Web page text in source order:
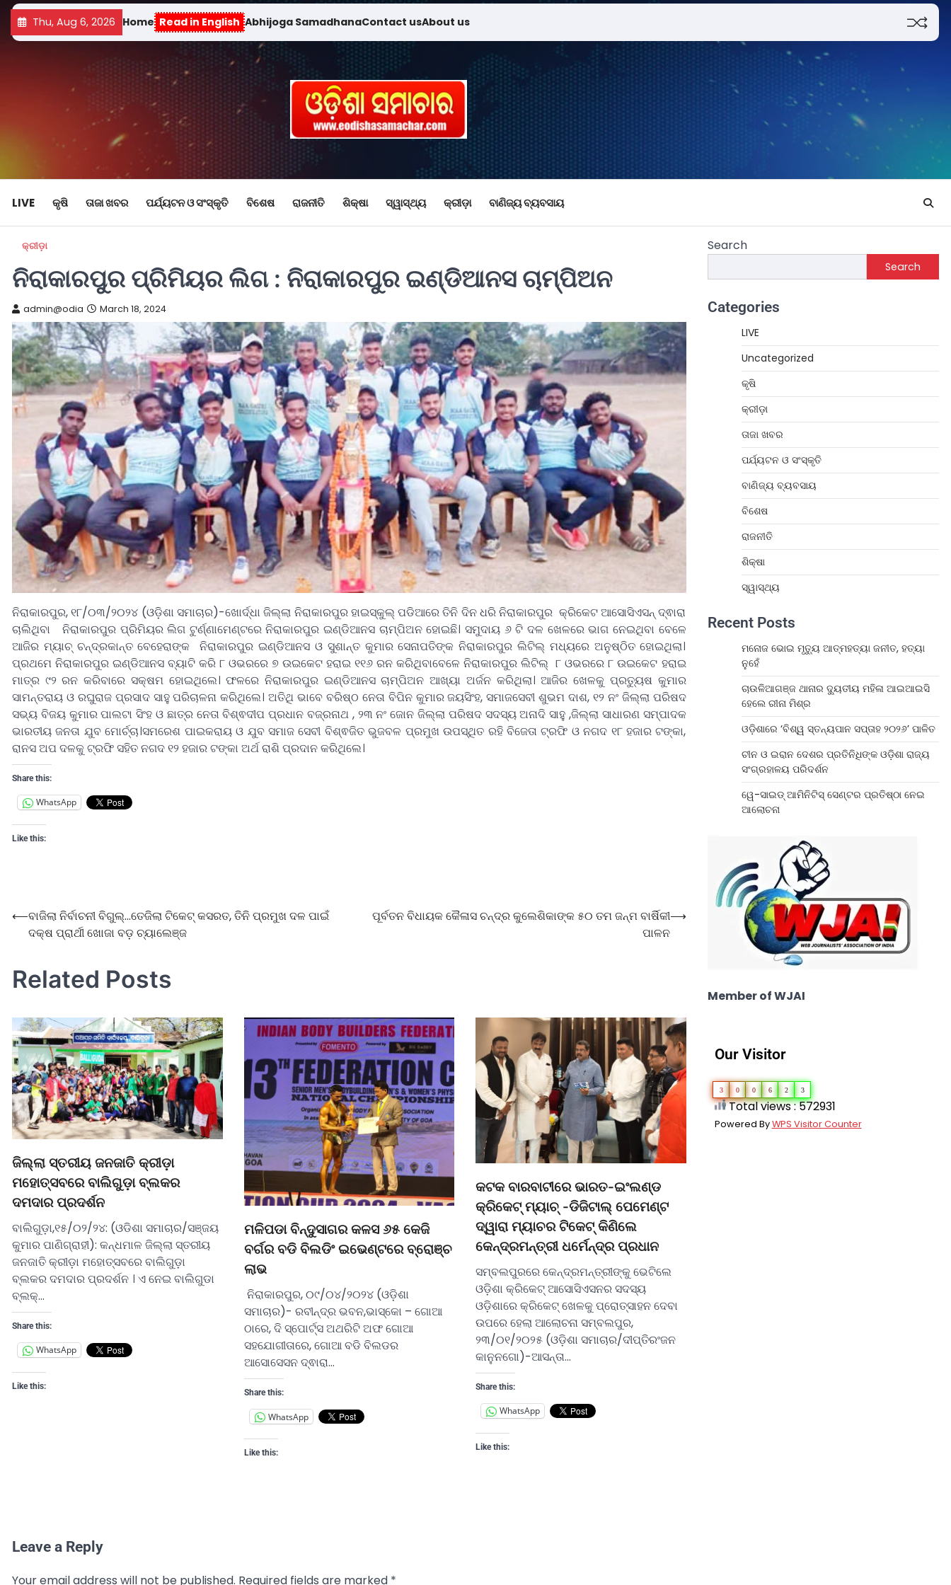
Thu, Aug 6, 2026 Home Read in English Abhijoga SamadhanaContact usAbout us
LIVE କୃଷି ତାଜା ଖବର ପର୍ଯ୍ୟଟନ ଓ ସଂସ୍କୃତି ବିଶେଷ ରାଜନୀତି ଶିକ୍ଷା ସ୍ୱାସ୍ଥ୍ୟ କ୍ରୀଡ଼ା ବାଣିଜ୍ୟ ବ୍ୟବସାୟ
କ୍ରୀଡ଼ା
ନିରାକାରପୁର ପ୍ରିମିୟର ଲିଗ : ନିରାକାରପୁର ଇଣ୍ଡିଆନସ ଚାମ୍ପିଅନ
admin@odia March 18, 2024
ନିରାକାରପୁର, ୧୮/୦୩/୨୦୨୪ (ଓଡ଼ିଶା ସମାଚାର)-ଖୋର୍ଦ୍ଧା ଜିଲ୍ଲା ନିରାକାରପୁର ହାଇସ୍କୁଲ୍ ପଡିଆରେ ତିନି ଦିନ ଧରି ନିରାକାରପୁର କ୍ରିକେଟ ଆସୋସିଏସନ୍ ଦ୍ଵାରା
ଚାଲିଥିବା ନିରାକାରପୁର ପ୍ରିମିୟର ଲିଗ ଟୁର୍ଣ୍ଣାମେଣ୍ଟରେ ନିରାକାରପୁର ଇଣ୍ଡିଆନସ ଚାମ୍ପିଅନ ହୋଇଛି। ସମୁଦାୟ ୬ ଟି ଦଳ ଖେଳରେ ଭାଗ ନେଇଥିବା ବେଳେ
ଆଜିର ମ୍ୟାଚ୍ ଚନ୍ଦ୍ରକାନ୍ତ ବେହେରାଙ୍କ ନିରାକାରପୁର ଇଣ୍ଡିଆନସ ଓ ସୁଶାନ୍ତ କୁମାର ସେନାପତିଙ୍କ ନିରାକାରପୁର ଲିଟିଲ୍ ମଧ୍ୟରେ ଅନୁଷ୍ଠିତ ହୋଇଥିଲା।
ପ୍ରଥମେ ନିରାକାରପୁର ଇଣ୍ଡିଆନସ ବ୍ୟାଟି କରି ୮ ଓଭରରେ ୭ ଉଇକେଟ ହରାଇ ୧୧୬ ରନ କରିଥିବାବେଳେ ନିରାକାରପୁର ଲିଟିଲ୍ ୮ ଓଭରରେ ୮ ଉଇକେଟ ହରାଇ
ମାତ୍ର ୯୨ ରନ କରିବାରେ ସକ୍ଷମ ହୋଇଥିଲେ। ଫଳରେ ନିରାକାରପୁର ଇଣ୍ଡିଆନସ ଚାମ୍ପିଅନ ଆଖ୍ୟା ଅର୍ଜନ କରିଥିଲା। ଆଜିର ଖେଳକୁ ପ୍ରତ୍ୟୁଷ କୁମାର
ସାମନ୍ତରାୟ ଓ ରଘୁରାଜ ପ୍ରସାଦ ସାହୁ ପରିଚାଳନା କରିଥିଲେ। ଅତିଥି ଭାବେ ବରିଷ୍ଠ ନେତା ବିପିନ କୁମାର ଜୟସିଂହ, ସମାଜସେବୀ ଶୁଭମ ଦାଶ, ୧୨ ନଂ ଜିଲ୍ଲା ପରିଷଦ
ସଭ୍ୟ ବିଜୟ କୁମାର ପାଲଟା ସିଂହ ଓ ଛାତ୍ର ନେତା ବିଶ୍ଵଦୀପ ପ୍ରଧାନ ବଜ୍ରନାଥ , ୨୩ ନଂ ଜୋନ ଜିଲ୍ଲା ପରିଷଦ ସଦସ୍ୟ ଅନାଦି ସାହୁ ,ଜିଲ୍ଲା ସାଧାରଣ ସମ୍ପାଦକ
ଭାରତୀୟ ଜନତା ଯୁବ ମୋର୍ଚ୍ଚା।ସମରେଶ ପାଇକରାୟ ଓ ଯୁବ ସମାଜ ସେବୀ ବିଶ୍ଵଜିତ ଭୁଜବଳ ପ୍ରମୁଖ ଉପସ୍ଥିତ ରହି ବିଜେତା ଟ୍ରଫି ଓ ନଗଦ ୧୮ ହଜାର ଟଙ୍କା,
ରାନସ ଅପ ଦଳକୁ ଟ୍ରଫି ସହିତ ନଗଦ ୧୨ ହଜାର ଟଙ୍କା ଅର୍ଥ ରାଶି ପ୍ରଦାନ କରିଥିଲେ।
Share this:
WhatsApp
Like this:
⟵ବାଜିଲା ନିର୍ବାଚନୀ ବିଗୁଲ୍…ତେଜିଲା ଟିକେଟ୍ କସରତ, ତିନି ପ୍ରମୁଖ ଦଳ ପାଇଁ
ଦକ୍ଷ ପ୍ରାର୍ଥୀ ଖୋଜା ବଡ଼ ଚ୍ୟାଲେଞ୍ଜ
ପୂର୍ବତନ ବିଧାୟକ କୈଳାସ ଚନ୍ଦ୍ର କୁଲେଶିକାଙ୍କ ୫୦ ତମ ଜନ୍ମ ବାର୍ଷିକୀ
ପାଳନ
⟶
Related Posts
ଜିଲ୍ଲା ସ୍ତରୀୟ ଜନଜାତି କ୍ରୀଡ଼ା
ମହୋତ୍ସବରେ ବାଲିଗୁଡ଼ା ବ୍ଲକର
ଦମଦାର ପ୍ରଦର୍ଶନ
ବାଲିଗୁଡ଼ା,୧୫/୦୨/୨୪: (ଓଡିଶା ସମାଚାର/ସଞ୍ଜୟ
କୁମାର ପାଣିଗ୍ରାହୀ): କନ୍ଧମାଳ ଜିଲ୍ଲା ସ୍ତରୀୟ
ଜନଜାତି କ୍ରୀଡ଼ା ମହୋତ୍ସବରେ ବାଲିଗୁଡ଼ା
ବ୍ଲକର ଦମଦାର ପ୍ରଦର୍ଶନ । ଏ ନେଇ ବାଲିଗୁଡା
ବ୍ଲକ୍…
Share this:
WhatsApp
Like this:
ମଳିପଡା ବିନ୍ଦୁସାଗର କଳସ ୬୫ କେଜି
ବର୍ଗର ବଡି ବିଲଡିଂ ଇଭେଣ୍ଟରେ ବ୍ରୋଞ୍ଚ
ଲାଭ
ନିରାକାରପୁର, ୦୯/୦୪/୨୦୨୪ (ଓଡ଼ିଶା
ସମାଚାର)- ରବୀନ୍ଦ୍ର ଭବନ,ଭାସ୍କୋ – ଗୋଆ
ଠାରେ, ଦି ସ୍ପୋର୍ଟ୍ସ ଅଥରିଟି ଅଫ ଗୋଆ
ସହଯୋଗୀତାରେ, ଗୋଆ ବଡି ବିଲଡର
ଆସୋସେସନ ଦ୍ଵାରା…
Share this:
WhatsApp
Like this:
କଟକ ବାରବାଟୀରେ ଭାରତ-ଇଂଲଣ୍ଡ
କ୍ରିକେଟ୍ ମ୍ୟାଚ୍ -ଡିଜିଟାଲ୍ ପେମେଣ୍ଟ
ଦ୍ୱାରା ମ୍ୟାଚର ଟିକେଟ୍ କିଣିଲେ
କେନ୍ଦ୍ରମନ୍ତ୍ରୀ ଧର୍ମେନ୍ଦ୍ର ପ୍ରଧାନ
ସମ୍ବଲପୁରରେ କେନ୍ଦ୍ରମନ୍ତ୍ରୀଙ୍କୁ ଭେଟିଲେ
ଓଡ଼ିଶା କ୍ରିକେଟ୍ ଆସୋସିଏସନର ସଦସ୍ୟ
ଓଡ଼ିଶାରେ କ୍ରିକେଟ୍ ଖେଳକୁ ପ୍ରୋତ୍ସାହନ ଦେବା
ଉପରେ ହେଲା ଆଲୋଚନା ସମ୍ବଲପୁର,
୨୩/୦୧/୨୦୨୫ (ଓଡ଼ିଶା ସମାଚାର/ଦୀପ୍ତିରଂଜନ
କାନୁନଗୋ)-ଆସନ୍ତା…
Share this:
WhatsApp
Like this:
Leave a Reply
Your email address will not be published. Required fields are marked *
Search
Search
Categories
LIVE
Uncategorized
କୃଷି
କ୍ରୀଡ଼ା
ତାଜା ଖବର
ପର୍ଯ୍ୟଟନ ଓ ସଂସ୍କୃତି
ବାଣିଜ୍ୟ ବ୍ୟବସାୟ
ବିଶେଷ
ରାଜନୀତି
ଶିକ୍ଷା
ସ୍ୱାସ୍ଥ୍ୟ
Recent Posts
ମନୋଜ ଭୋଇ ମୃତ୍ୟୁ ଆତ୍ମହତ୍ୟା ଜନୀତ, ହତ୍ୟା
ନୁହେଁ
ଚାଉଳିଆଗଞ୍ଜ ଥାନାର ଦ୍ୟୁତୀୟ ମହିଳା ଆଇଆଇସି
ହେଲେ ରୀନା ମିଶ୍ର
ଓଡ଼ିଶାରେ ‘ବିଶ୍ୱ ସ୍ତନ୍ୟପାନ ସପ୍ତାହ ୨୦୨୬’ ପାଳିତ
ଚୀନ ଓ ଇରାନ ଦେଶର ପ୍ରତିନିଧିଙ୍କ ଓଡ଼ିଶା ରାଜ୍ୟ
ସଂଗ୍ରହାଳୟ ପରିଦର୍ଶନ
ୱେ-ସାଇଡ୍‌ ଆମିନିଟିସ୍‌ ସେଣ୍ଟର ପ୍ରତିଷ୍ଠା ନେଇ
ଆଲୋଚନା
Member of WJAI
Our Visitor
3 0 0 6 2 3
Total views : 572931
Powered ByWPS Visitor Counter